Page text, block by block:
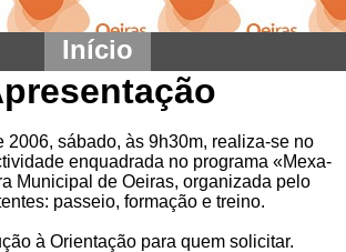
Início
2006, sábado, às 9h30m, realiza-se no
enquadrada no programa «Mexa-
Municipal de Oeiras, organizada pelo
passeio, formação e treino.
à Orientação para quem solicitar.